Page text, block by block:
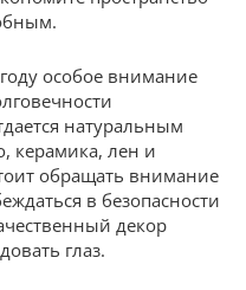
особое внимание
натуральным
керамика, лен и
обращать внимание
в безопасности
декор
глаз.